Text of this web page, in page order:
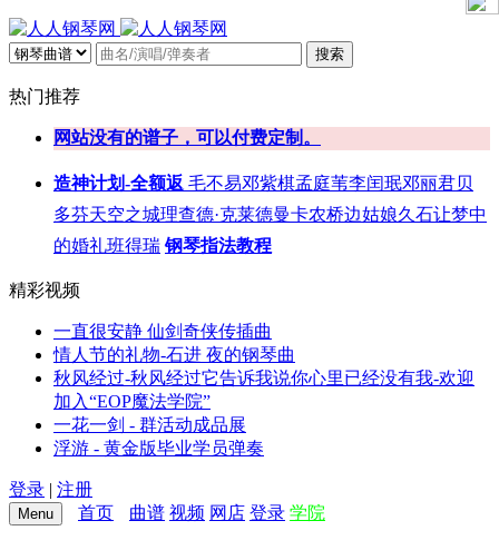
搜索
热门推荐
网站没有的谱子，可以付费定制。
造神计划-全额返 毛不易邓紫棋孟庭苇李闰珉邓丽君贝
多芬天空之城理查德·克莱德曼卡农桥边姑娘久石让梦中
的婚礼班得瑞 钢琴指法教程
精彩视频
一直很安静 仙剑奇侠传插曲
情人节的礼物-石进 夜的钢琴曲
秋风经过-秋风经过它告诉我说你心里已经没有我-欢迎
加入“EOP魔法学院”
一花一剑 - 群活动成品展
浮游 - 黄金版毕业学员弹奏
登录 | 注册
Menu 首页 曲谱 视频 网店 登录 学院